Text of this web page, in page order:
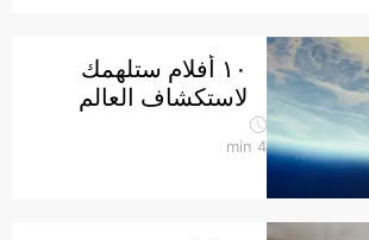
١٠ أفلام ستلهمك
لاستكشاف العالم
4
min